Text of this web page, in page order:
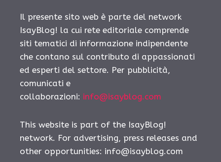
Il presente sito web è parte del network
IsayBlog! la cui rete editoriale comprende
siti tematici di informazione indipendente
che contano sul contributo di appassionati
ed esperti del settore. Per pubblicità,
comunicati e
collaborazioni: info@isayblog.com
This website is part of the IsayBlog!
network. For advertising, press releases and
other opportunities: info@isayblog.com